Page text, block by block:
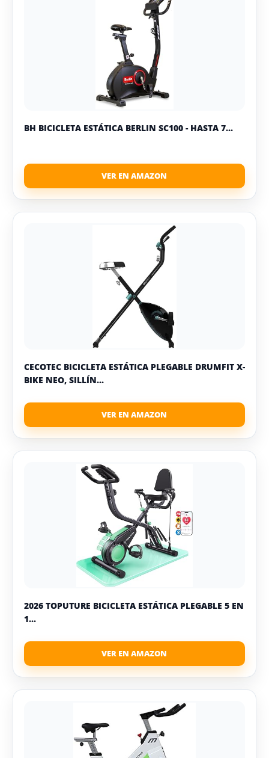
BH BICICLETA ESTÁTICA BERLIN SC100 - HASTA 7...
CECOTEC BICICLETA ESTÁTICA PLEGABLE DRUMFIT X-
BIKE NEO, SILLÍN...
2026 TOPUTURE BICICLETA ESTÁTICA PLEGABLE 5 EN
1...